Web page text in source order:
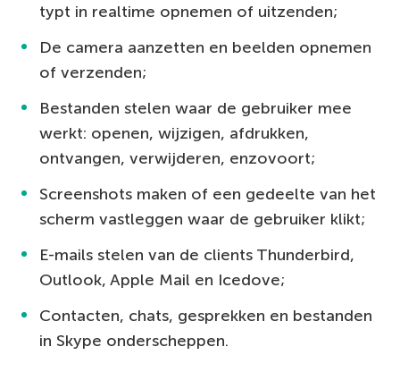
typt in realtime opnemen of uitzenden;
De camera aanzetten en beelden opnemen
of verzenden;
Bestanden stelen waar de gebruiker mee
werkt: openen, wijzigen, afdrukken,
ontvangen, verwijderen, enzovoort;
Screenshots maken of een gedeelte van het
scherm vastleggen waar de gebruiker klikt;
E-mails stelen van de clients Thunderbird,
Outlook, Apple Mail en Icedove;
Contacten, chats, gesprekken en bestanden
in Skype onderscheppen.